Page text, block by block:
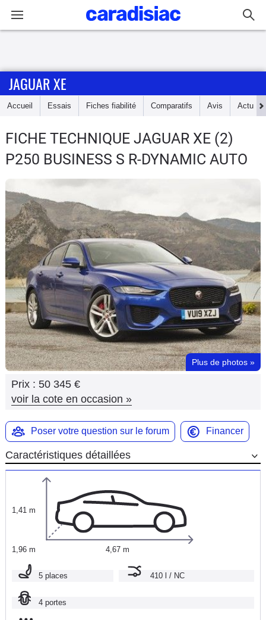
Accueil
Essais
d'achat
Electriques
Utilitaires
Flottes
Auto
Services
Forum
Moto
Marques
JAGUAR XE
Accueil Essais Fiches fiabilité Comparatifs Avis Actu
FICHE TECHNIQUE JAGUAR XE (2)
P250 BUSINESS S R-DYNAMIC AUTO
Plus de photos »
Prix : 50 345 €
voir la cote en occasion »
Poser votre question sur le forum Financer
Caractéristiques détaillées
1,41 m
1,96 m 4,67 m
5 places 410 l / NC
4 portes